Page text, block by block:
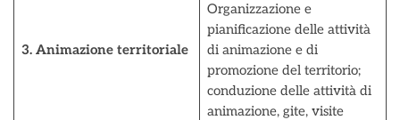
3. Animazione territoriale
Organizzazione e
pianificazione delle attività
di animazione e di
promozione del territorio;
conduzione delle attività di
animazione, gite, visite